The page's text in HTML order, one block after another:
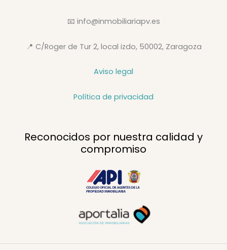
📧 info@inmobiliariapv.es
📍 C/Roger de Tur 2, local izdo, 50002, Zaragoza
Aviso legal
Política de privacidad
Reconocidos por nuestra calidad y
compromiso